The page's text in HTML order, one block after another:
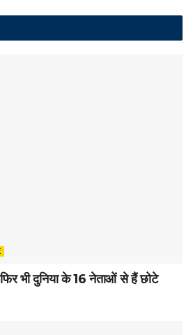
भी दुनिया के 16 नेताओं से हैं छोटे